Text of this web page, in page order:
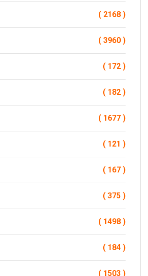
( 2168 )
( 3960 )
( 172 )
( 182 )
( 1677 )
( 121 )
( 167 )
( 375 )
( 1498 )
( 184 )
( 1503 )